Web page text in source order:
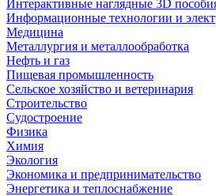
Интерактивные наглядные 3D
Информационные технологии и
Медицина
Металлургия и металлообработка
Нефть и газ
Пищевая промышленность
Сельское хозяйство и ветеринария
Строительство
Судостроение
Физика
Химия
Экология
Экономика и предпринимательство
Энергетика и теплоснабжение